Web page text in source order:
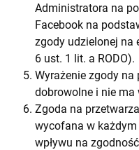
Administratora na
Facebook na
zgody udzielonej na
6 ust. 1 lit. a RODO).
Wyrażenie zgody
dobrowolne i nie ma
Zgoda na
wycofana w każdym
wpływu na